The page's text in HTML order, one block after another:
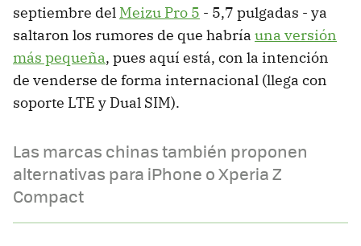
septiembre del Meizu Pro 5 - 5,7 pulgadas - ya
saltaron los rumores de que habría una versión
más pequeña, pues aquí está, con la intención
de venderse de forma internacional (llega con
soporte LTE y Dual SIM).
Las marcas chinas también proponen
alternativas para iPhone o Xperia Z
Compact